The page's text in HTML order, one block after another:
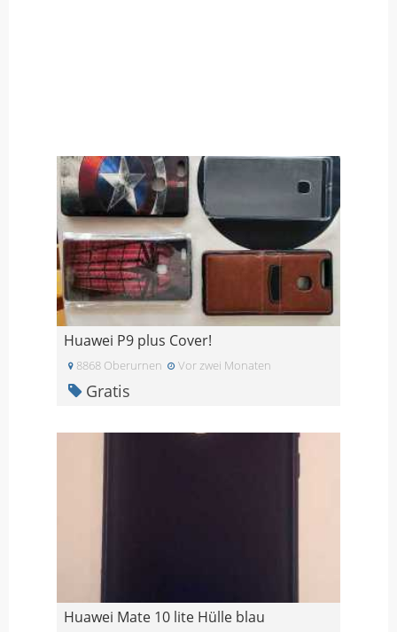
Huawei P9 plus Cover!
8868 Oberurnen Vor zwei Monaten
Gratis
Huawei Mate 10 lite Hülle blau